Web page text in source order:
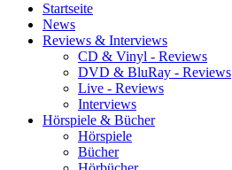
Startseite
News
Reviews & Interviews
CD & Vinyl - Reviews
DVD & BluRay - Reviews
Live - Reviews
Interviews
Hörspiele & Bücher
Hörspiele
Bücher